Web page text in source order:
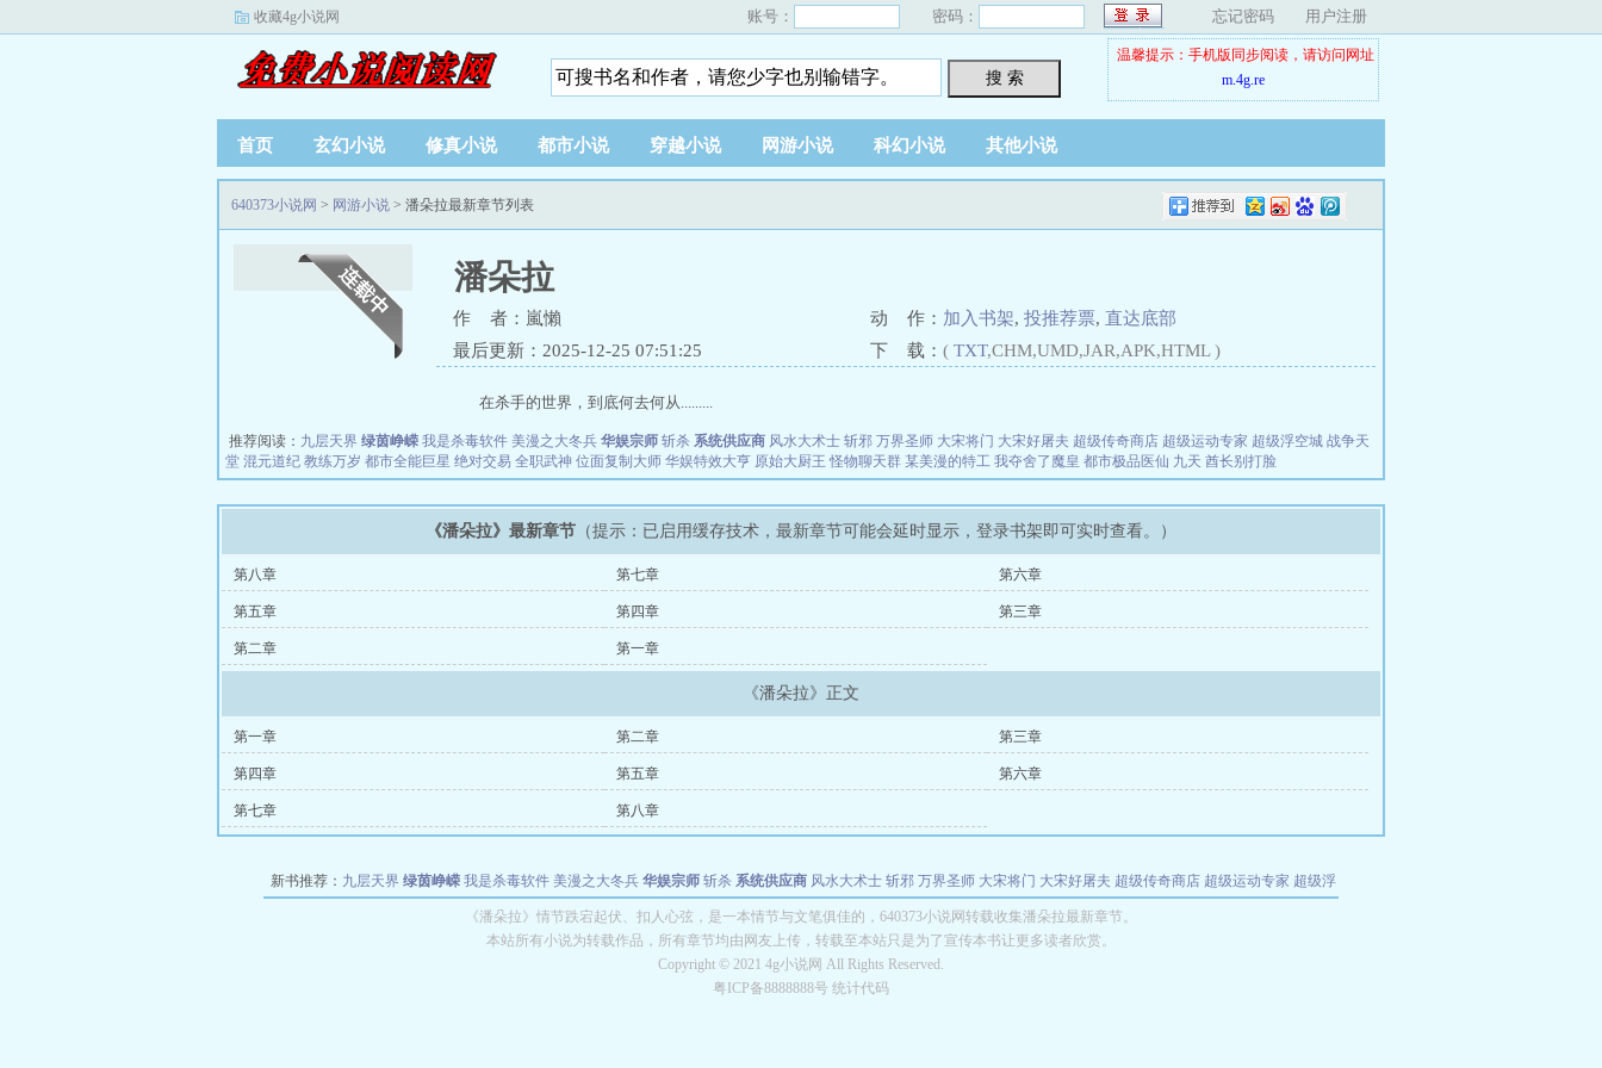
收藏4g小说网 账号： 密码： 忘记密码 用户注册
搜 索
温馨提示：手机版同步阅读，请访问网址
m.4g.re
首页 玄幻小说 修真小说 都市小说 穿越小说 网游小说 科幻小说 其他小说
640373小说网 > 网游小说 > 潘朵拉最新章节列表
潘朵拉
作 者：嵐懶 动 作： 加入书架, 投推荐票, 直达底部
最后更新：2025-12-25 07:51:25
下 载： ( TXT,CHM,UMD,JAR,APK,HTML )
在杀手的世界，到底何去何从.........
推荐阅读： 九层天界 绿茵峥嵘 我是杀毒软件 美漫之大冬兵 华娱宗师 斩杀 系统供应商 风水大术士 斩邪 万界圣师 大宋将门 大宋好屠夫 超级传奇商店 超级运动专家 超级浮空城 战争天
堂 混元道纪 教练万岁 都市全能巨星 绝对交易 全职武神 位面复制大师 华娱特效大亨 原始大厨王 怪物聊天群 某美漫的特工 我夺舍了魔皇 都市极品医仙 九天 酋长别打脸
《潘朵拉》最新章节 （提示：已启用缓存技术，最新章节可能会延时显示，登录书架即可实时查看。）
第八章 第七章 第六章
第五章 第四章 第三章
第二章 第一章
《潘朵拉》正文
第一章 第二章 第三章
第四章 第五章 第六章
第七章 第八章
新书推荐： 九层天界 绿茵峥嵘 我是杀毒软件 美漫之大冬兵 华娱宗师 斩杀 系统供应商 风水大术士 斩邪 万界圣师 大宋将门 大宋好屠夫 超级传奇商店 超级运动专家 超级浮
教练万岁 都市全能巨星 绝对交易 全职武神 位面复制大师 华娱特效大亨 原始大厨王 怪物聊天群 某美漫的特工 我夺舍了魔皇
长别打脸
《潘朵拉》情节跌宕起伏、扣人心弦，是一本情节与文笔俱佳的，640373小说网转载收集潘朵拉最新章节。
本站所有小说为转载作品，所有章节均由网友上传，转载至本站只是为了宣传本书让更多读者欣赏。
Copyright © 2021 4g小说网 All Rights Reserved.
粤ICP备8888888号 统计代码